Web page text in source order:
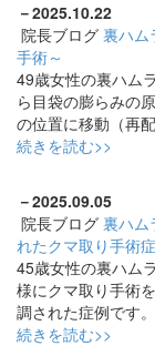
－2025.10.22
院長ブログ 裏ハム
手術～
49歳女性の裏ハム
ら目袋の膨らみの
の位置に移動（再
続きを読む>>
－2025.09.05
院長ブログ 裏ハム
れたクマ取り手術
45歳女性の裏ハム
様にクマ取り手術
調された症例です
続きを読む>>